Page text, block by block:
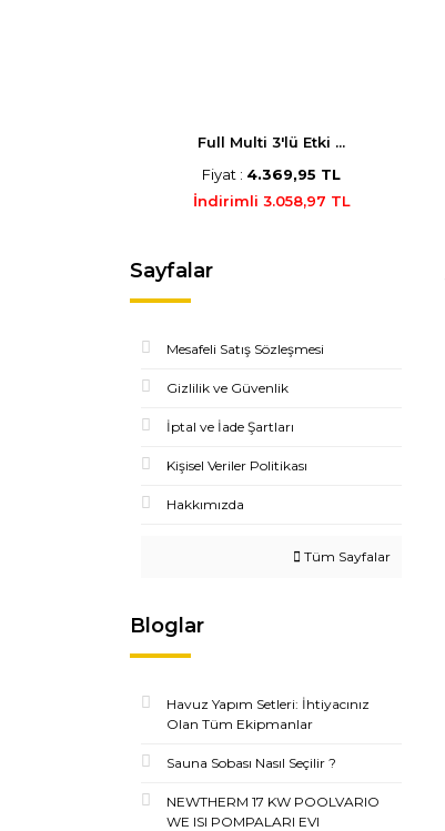
Full Multi 3'lü Etki ...
Fiyat : 4.369,95 TL
İndirimli 3.058,97 TL
Sayfalar
Mesafeli Satış Sözleşmesi
Gizlilik ve Güvenlik
İptal ve İade Şartları
Kişisel Veriler Politikası
Hakkımızda
Tüm Sayfalar
Bloglar
Havuz Yapım Setleri: İhtiyacınız
Olan Tüm Ekipmanlar
Sauna Sobası Nasıl Seçilir ?
NEWTHERM 17 KW POOLVARIO
WE ISI POMPALARI EVI